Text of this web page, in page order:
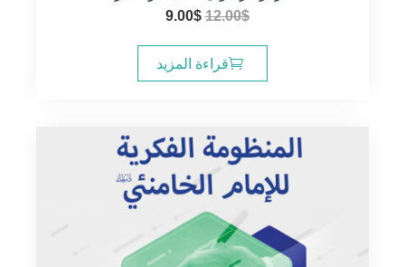
12.00$
السعر
هو:
12.00$.
9.00$
9.00$.
قراءة المزيد